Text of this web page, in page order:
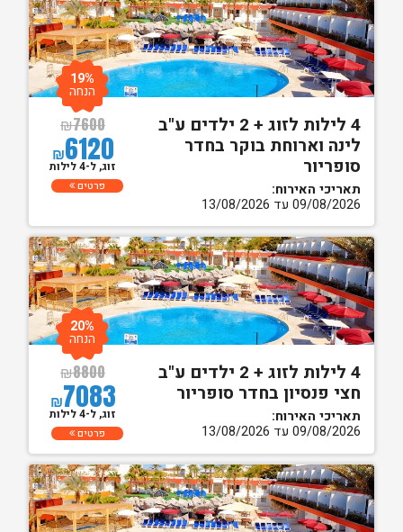
4 לילות לזוג + 2 ילדים ע"ב
לינה וארוחת בוקר בחדר
סופריור
תאריכי האירוח:
09/08/2026 עד 13/08/2026
₪7600
₪6120
19%
הנחה
זוג, ל-4 לילות
פרטים
4 לילות לזוג + 2 ילדים ע"ב
חצי פנסיון בחדר סופריור
תאריכי האירוח:
09/08/2026 עד 13/08/2026
₪8800
₪7083
20%
הנחה
זוג, ל-4 לילות
פרטים